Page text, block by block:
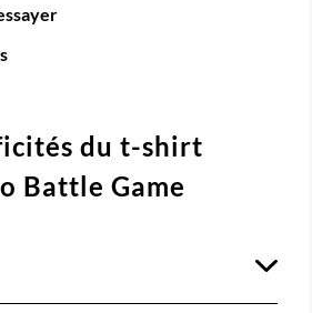
du t-shirt
Battle Game